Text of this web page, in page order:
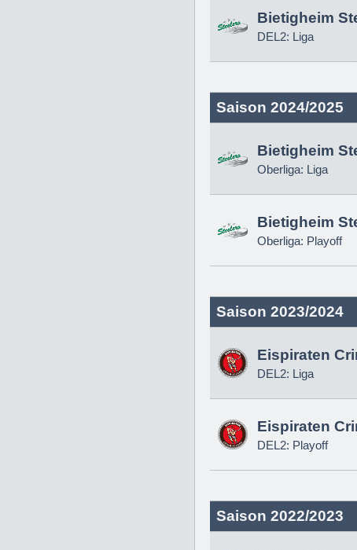
Bietigheim
DEL2: Liga
Saison 2024/2025
Bietigheim
Oberliga: Liga
Bietigheim
Oberliga: Playoff
Saison 2023/2024
Eispiraten
DEL2: Liga
Eispiraten
DEL2: Playoff
Saison 2022/2023